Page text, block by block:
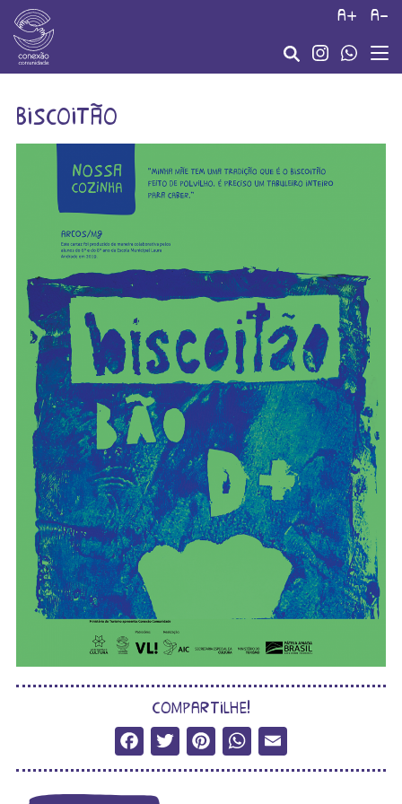
a+ a-
biscoitão
compartilhe!
Facebook
Twitter
Pinterest
WhatsApp